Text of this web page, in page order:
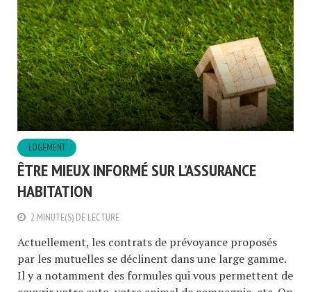
LOGEMENT
ÊTRE MIEUX INFORMÉ SUR L’ASSURANCE
HABITATION
2 MINUTE(S) DE LECTURE
Actuellement, les contrats de prévoyance proposés
par les mutuelles se déclinent dans une large gamme.
Il y a notamment des formules qui vous permettent de